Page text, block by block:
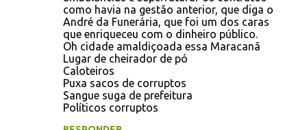
como havia na gestão anterior, que diga o
André da Funerária, que foi um dos caras
que enriqueceu com o dinheiro público.
Oh cidade amaldiçoada essa Maracanã
Lugar de cheirador de pó
Caloteiros
Puxa sacos de corruptos
Sangue suga de prefeitura
Políticos corruptos